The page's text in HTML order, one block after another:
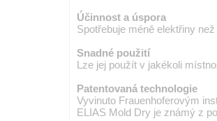
Účinnost a úspora
Spotřebuje méně elektřiny
Snadné použití
Lze jej použít v jakékoli
Patentovaná technologie
Vyvinuto Frauenhoferovým
ELIAS Mold Dry je známý z